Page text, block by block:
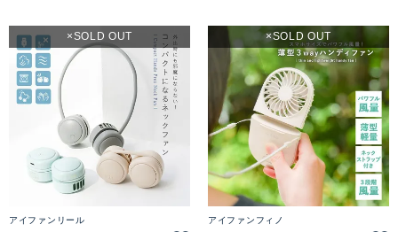
アイファンリール
SOLD OUT
アイファンフィノ
SOLD OUT